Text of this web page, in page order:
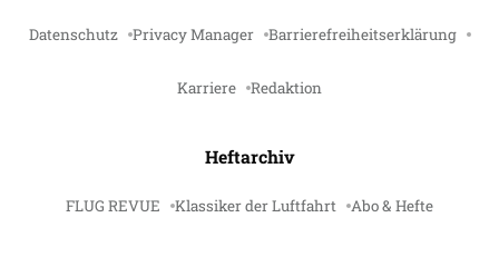
Datenschutz Privacy Manager Barrierefreiheitserklärung
Karriere Redaktion
Heftarchiv
FLUG REVUE Klassiker der Luftfahrt Abo & Hefte